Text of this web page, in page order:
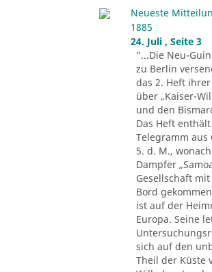
Neueste
1885
24. Juli , Seite 3
"...Die Neu-
zu Berlin
das 2. Heft
über „Kaiser-
und den
Das Heft
Telegramm aus
5. d. M.,
Dampfer
Gesellschaft
Bord
ist auf der
Europa. Seine
sich auf den
Theil der Küste